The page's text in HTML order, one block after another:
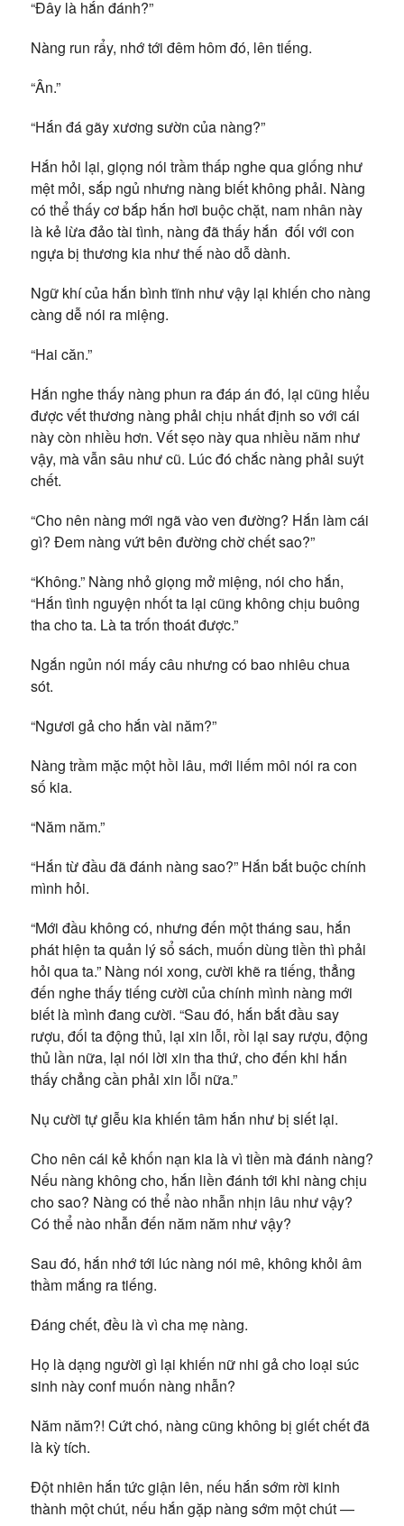
“Đây là hắn đánh?”
Nàng run rẩy, nhớ tới đêm hôm đó, lên tiếng.
“Ân.”
“Hắn đá gãy xương sườn của nàng?”
Hắn hỏi lại, giọng nói trầm thấp nghe qua giống như
mệt mỏi, sắp ngủ nhưng nàng biết không phải. Nàng
có thể thấy cơ bắp hắn hơi buộc chặt, nam nhân này
là kẻ lừa đảo tài tình, nàng đã thấy hắn đối với con
ngựa bị thương kia như thế nào dỗ dành.
Ngữ khí của hắn bình tĩnh như vậy lại khiến cho nàng
càng dễ nói ra miệng.
“Hai căn.”
Hắn nghe thấy nàng phun ra đáp án đó, lại cũng hiểu
được vết thương nàng phải chịu nhất định so với cái
này còn nhiều hơn. Vết sẹo này qua nhiều năm như
vậy, mà vẫn sâu như cũ. Lúc đó chắc nàng phải suýt
chết.
“Cho nên nàng mới ngã vào ven đường? Hắn làm cái
gì? Đem nàng vứt bên đường chờ chết sao?”
“Không.” Nàng nhỏ giọng mở miệng, nói cho hắn,
“Hắn tình nguyện nhốt ta lại cũng không chịu buông
tha cho ta. Là ta trốn thoát được.”
Ngắn ngủn nói mấy câu nhưng có bao nhiêu chua
sót.
“Ngươi gả cho hắn vài năm?”
Nàng trầm mặc một hồi lâu, mới liếm môi nói ra con
số kia.
“Năm năm.”
“Hắn từ đầu đã đánh nàng sao?” Hắn bắt buộc chính
mình hỏi.
“Mới đầu không có, nhưng đến một tháng sau, hắn
phát hiện ta quản lý sổ sách, muốn dùng tiền thì phải
hỏi qua ta.” Nàng nói xong, cười khẽ ra tiếng, thẳng
đến nghe thấy tiếng cười của chính mình nàng mới
biết là mình đang cười. “Sau đó, hắn bắt đầu say
rượu, đối ta động thủ, lại xin lỗi, rồi lại say rượu, động
thủ lần nữa, lại nói lời xin tha thứ, cho đến khi hắn
thấy chẳng cần phải xin lỗi nữa.”
Nụ cười tự giễu kia khiến tâm hắn như bị siết lại.
Cho nên cái kẻ khốn nạn kia là vì tiền mà đánh nàng?
Nếu nàng không cho, hắn liền đánh tới khi nàng chịu
cho sao? Nàng có thể nào nhẫn nhịn lâu như vậy?
Có thể nào nhẫn đến năm năm như vậy?
Sau đó, hắn nhớ tới lúc nàng nói mê, không khỏi âm
thầm mắng ra tiếng.
Đáng chết, đều là vì cha mẹ nàng.
Họ là dạng người gì lại khiến nữ nhi gả cho loại súc
sinh này conf muốn nàng nhẫn?
Năm năm?! Cứt chó, nàng cũng không bị giết chết đã
là kỳ tích.
Đột nhiên hắn tức giận lên, nếu hắn sớm rời kinh
thành một chút, nếu hắn gặp nàng sớm một chút —